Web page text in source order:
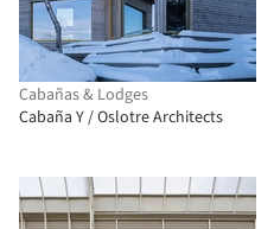
Cabañas & Lodges
Cabaña Y / Oslotre Architects